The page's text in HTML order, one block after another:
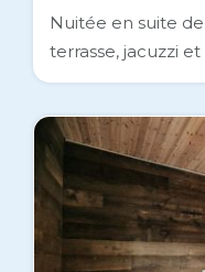
Nuitée en suite
terrasse, jacuzzi et